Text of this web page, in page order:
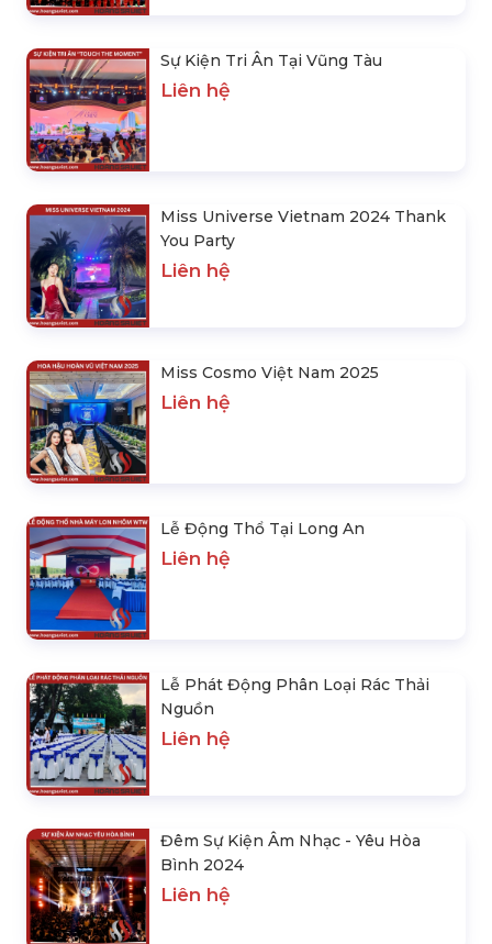
Sự Kiện Tri Ân Tại Vũng Tàu
Liên hệ
Miss Universe Vietnam 2024 Thank
You Party
Liên hệ
Miss Cosmo Việt Nam 2025
Liên hệ
Lễ Động Thổ Tại Long An
Liên hệ
Lễ Phát Động Phân Loại Rác Thải
Nguồn
Liên hệ
Đêm Sự Kiện Âm Nhạc - Yêu Hòa
Bình 2024
Liên hệ